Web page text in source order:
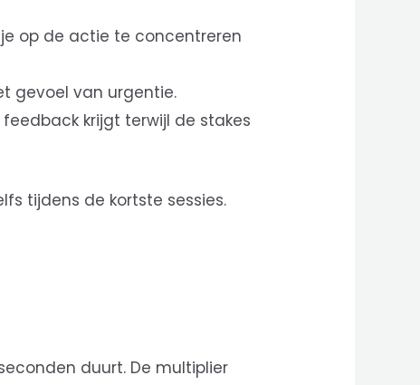
op de actie te concentreren
gevoel van urgentie.
krijgt terwijl de stakes
tijdens de kortste sessies.
duurt. De multiplier